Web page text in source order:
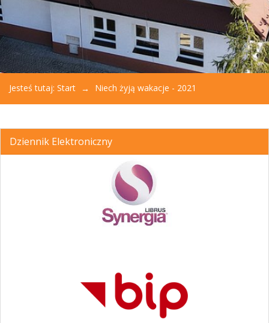
Jesteś tutaj: Start Niech żyją wakacje - 2021
Dziennik Elektroniczny